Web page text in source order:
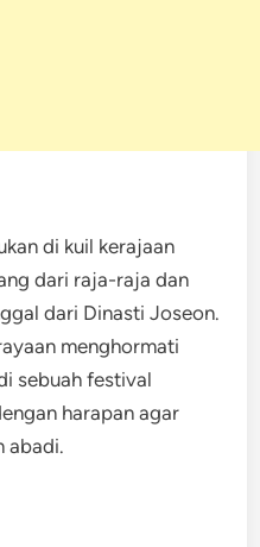
di kuil kerajaan
dari raja-raja dan
dari Dinasti Joseon.
menghormati
sebuah festival
harapan agar
abadi.